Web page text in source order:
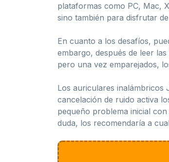
plataformas como PC, Mac,
sino también para disfrutar
En cuanto a los desafíos,
embargo, después de leer
pero una vez emparejados,
Los auriculares inalámbricos
cancelación de ruido activa
pequeño problema inicial
duda, los recomendaría a